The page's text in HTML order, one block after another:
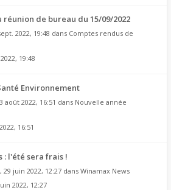
réunion de bureau du 15/09/2022
2022, 19:48 dans Comptes rendus de
19:48
Environnement
août 2022, 16:51 dans Nouvelle année
16:51
: l'été sera frais !
, 29 juin 2022, 12:27 dans Winamax News
2022, 12:27